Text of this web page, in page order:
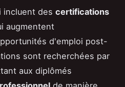
incluent des certifications
augmentent
d'emploi post-
sont recherchées par
aux diplômés